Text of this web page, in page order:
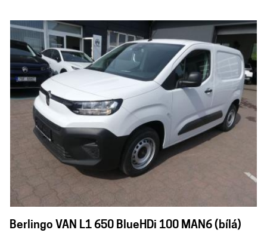
Berlingo VAN L1 650 BlueHDi 100 MAN6 (bílá)